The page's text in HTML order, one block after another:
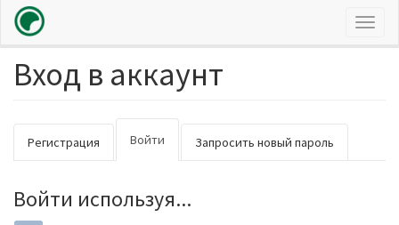
Перейти
Вход в аккаунт
Главные
вкладки
Регистрация Войти (активная
вкладка)
Запросить новый пароль
Войти используя...